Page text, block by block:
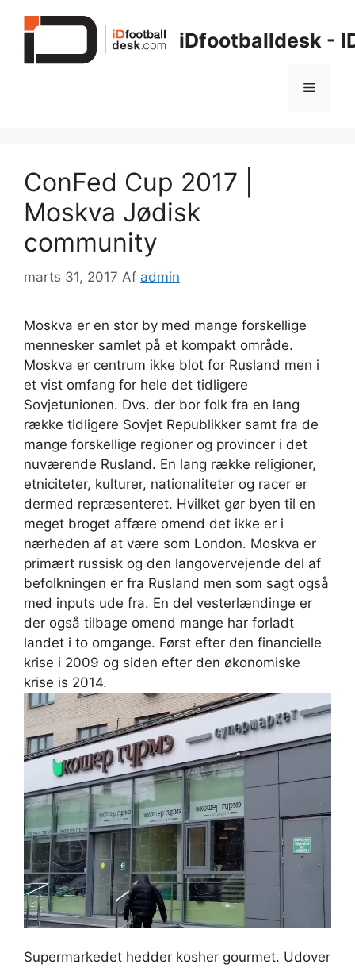
iDfootballdesk -
Menu
ConFed Cup 2017 |
Moskva Jødisk
community
marts 31, 2017 Af admin
Moskva er en stor by med mange forskellige
mennesker samlet på et kompakt område.
Moskva er centrum ikke blot for Rusland men i
et vist omfang for hele det tidligere
Sovjetunionen. Dvs. der bor folk fra en lang
række tidligere Sovjet Republikker samt fra de
mange forskellige regioner og provincer i det
nuværende Rusland. En lang række religioner,
etniciteter, kulturer, nationaliteter og racer er
dermed repræsenteret. Hvilket gør byen til en
meget broget affære omend det ikke er i
nærheden af at være som London. Moskva er
primært russisk og den langovervejende del af
befolkningen er fra Rusland men som sagt også
med inputs ude fra. En del vesterlændinge er
der også tilbage omend mange har forladt
landet i to omgange. Først efter den financielle
krise i 2009 og siden efter den økonomiske
krise is 2014.
Supermarkedet hedder kosher gourmet. Udover